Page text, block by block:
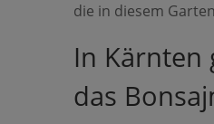
die in diesem
In Kärnten
das